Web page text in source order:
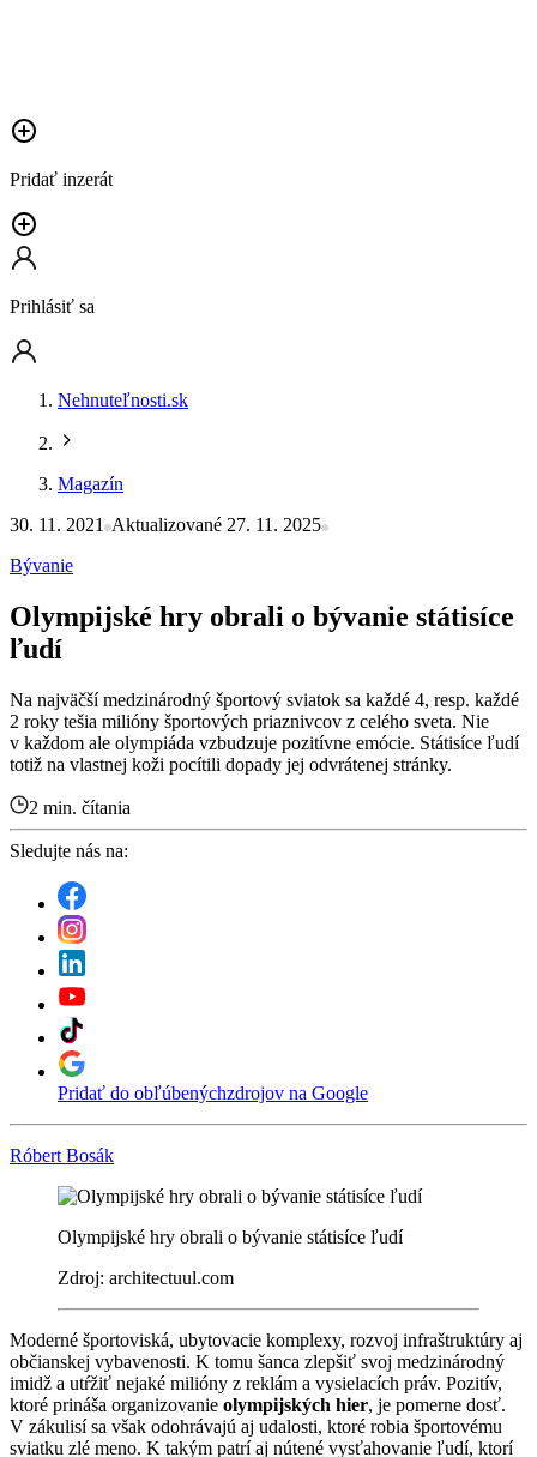
Pridať inzerát
Prihlásiť sa
Nehnuteľnosti.sk
Magazín
30. 11. 2021 Aktualizované 27. 11. 2025
Bývanie
Olympijské hry obrali o bývanie státisíce
ľudí
Na najväčší medzinárodný športový sviatok sa každé 4, resp. každé
2 roky tešia milióny športových priaznivcov z celého sveta. Nie
v každom ale olympiáda vzbudzuje pozitívne emócie. Státisíce ľudí
totiž na vlastnej koži pocítili dopady jej odvrátenej stránky.
2 min. čítania
Sledujte nás na:
Pridať do obľúbenýchzdrojov na Google
Róbert Bosák
Olympijské hry obrali o bývanie státisíce ľudí
Zdroj: architectuul.com
Moderné športoviská, ubytovacie komplexy, rozvoj infraštruktúry aj
občianskej vybavenosti. K tomu šanca zlepšiť svoj medzinárodný
imidž a utŕžiť nejaké milióny z reklám a vysielacích práv. Pozitív,
ktoré prináša organizovanie olympijských hier, je pomerne dosť.
V zákulisí sa však odohrávajú aj udalosti, ktoré robia športovému
sviatku zlé meno. K takým patrí aj nútené vysťahovanie ľudí, ktorí